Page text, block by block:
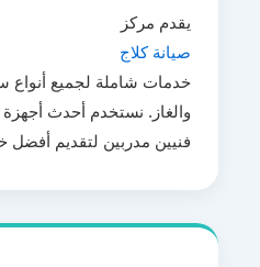
يقدم مركز
صيانة كلاج
خدمات شاملة لجميع أنواع
والغاز. نستخدم أحدث
فنيين مدربين لتقديم